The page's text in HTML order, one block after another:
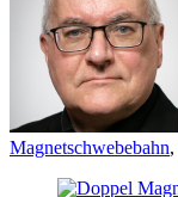
Magnetschwebebahn,